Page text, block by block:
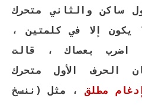
ساكن والثاني متحرك
يكون إلا في كلمتين ،
اضرب بعصاك ، قالت
الحرف الأول متحرك
مطلق ،
مثل (ننسخ